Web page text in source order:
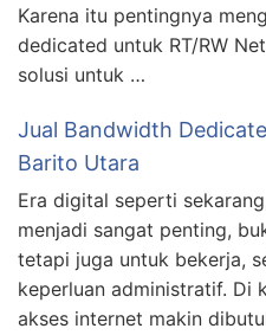
Karena itu pentingnya
dedicated untuk RT/RW
solusi untuk …
Jual Bandwidth
Barito Utara
Era digital seperti
menjadi sangat penting,
tetapi juga untuk bekerja,
keperluan administratif. Di
akses internet makin